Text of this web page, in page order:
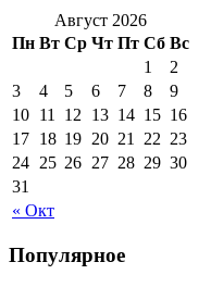
Август 2026
Пн Вт Ср Чт Пт Сб Вс
« Окт
1
2
3
4 5 6 7 8
9
10 11 12 13 14 15 16
17 18 19 20 21 22 23
24 25 26 27 28 29 30
31
Популярное